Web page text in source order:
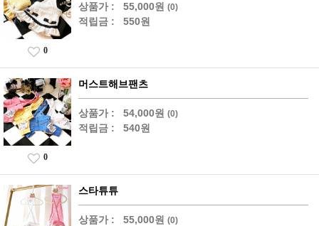
상품가 : 55,000원 (0)
적립금 : 550원
0
머스트해브팬츠
상품가 : 54,000원 (0)
적립금 : 540원
0
스타튜튜
상품가 : 55,000원 (0)